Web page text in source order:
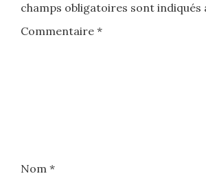
champs obligatoires sont indiqués
Commentaire *
Nom *